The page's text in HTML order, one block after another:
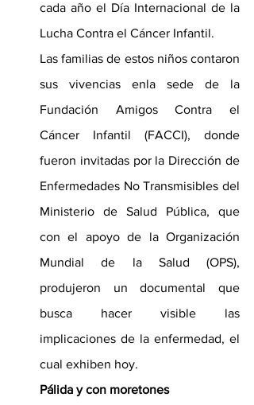
cada año el Día Internacional de la
Lucha Contra el Cáncer Infantil.
Las familias de estos niños contaron
sus vivencias enla sede de la
Fundación Amigos Contra el
Cáncer Infantil (FACCI), donde
fueron invitadas por la Dirección de
Enfermedades No Transmisibles del
Ministerio de Salud Pública, que
con el apoyo de la Organización
Mundial de la Salud (OPS),
produjeron un documental que
busca hacer visible las
implicaciones de la enfermedad, el
cual exhiben hoy.
Pálida y con moretones